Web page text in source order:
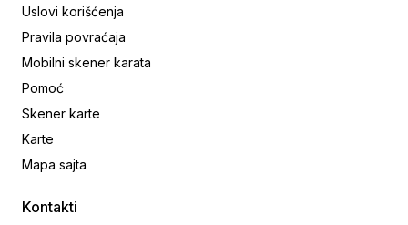
Uslovi korišćenja
Pravila povraćaja
Mobilni skener karata
Pomoć
Skener karte
Karte
Mapa sajta
Kontakti